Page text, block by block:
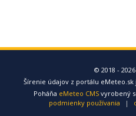
© 2018 -
Šírenie údajov z portálu
Poháňa eMeteo CMS vyrobený
podmienky používania
|